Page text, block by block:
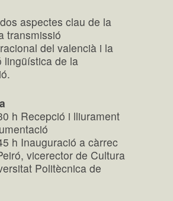
aspectes clau de la
transmissió
del valencià i la
lingüística de la
h Recepció i lliurament
h Inauguració a càrrec
vicerector de Cultura
Politècnica de